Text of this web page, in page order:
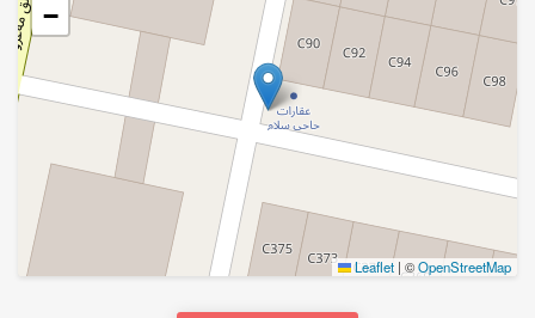
−
Leaflet | ©OpenStreetMap